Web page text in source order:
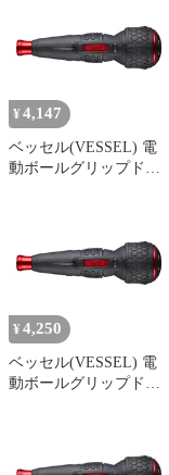
ルク3N・m 220USBC 1
¥ 4,147
ベッセル(VESSEL) 電
動ボールグリップドラ
ルク3N・m 220USBC 1
¥ 4,250
ベッセル(VESSEL) 電
動ボールグリップドラ
ルク3N・m 220USBC 1